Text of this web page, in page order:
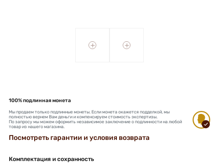
+ +
100% подлинная монета
Мы продаем только подлинные монеты. Если монета окажется подделкой, мы
полностью вернем Вам деньги и компенсируем стоимость экспертизы.
По запросу мы можем оформить независимое заключение о подлинности на любой
товар из нашего магазина.
Посмотреть гарантии и условия возврата
Комплектация и сохранность